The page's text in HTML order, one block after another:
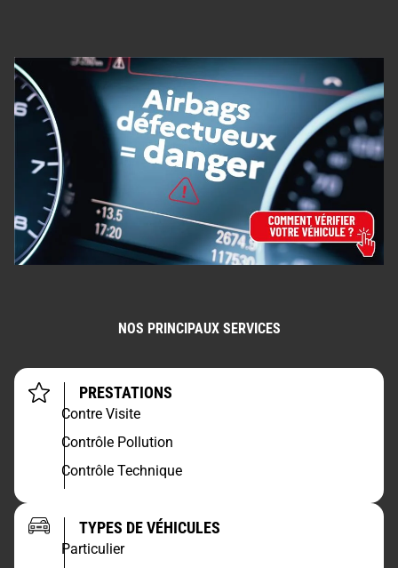
NOS PRINCIPAUX SERVICES
PRESTATIONS
Contre Visite
Contrôle Pollution
Contrôle Technique
TYPES DE VÉHICULES
Particulier